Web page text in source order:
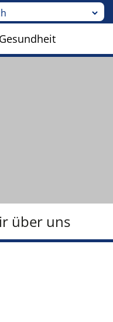
über uns